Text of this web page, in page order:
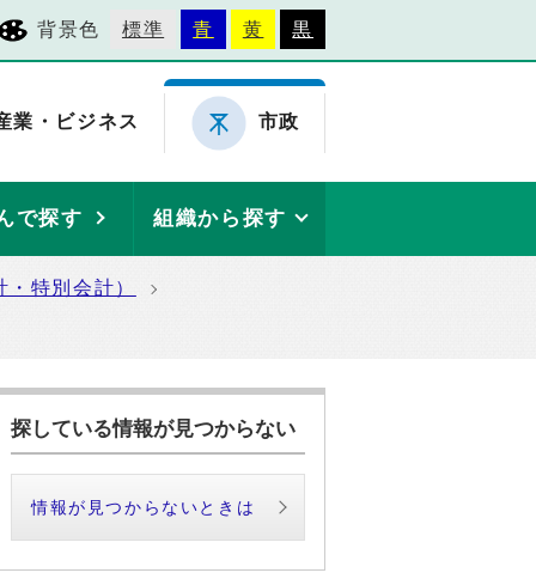
背景色 標準 青 黄 黒
業・ビジネス 市政
で探す 組織から探す
特別会計）
探している情報が見つからない
情報が見つからないときは